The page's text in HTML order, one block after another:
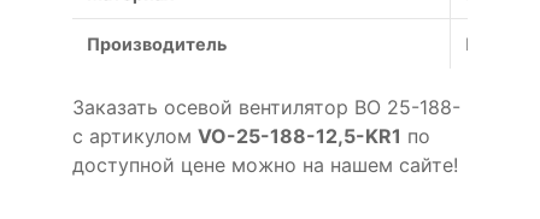
Производитель Россия
Заказать осевой вентилятор ВО 25-188-
с артикулом VO-25-188-12,5-KR1 по
доступной цене можно на нашем сайте!